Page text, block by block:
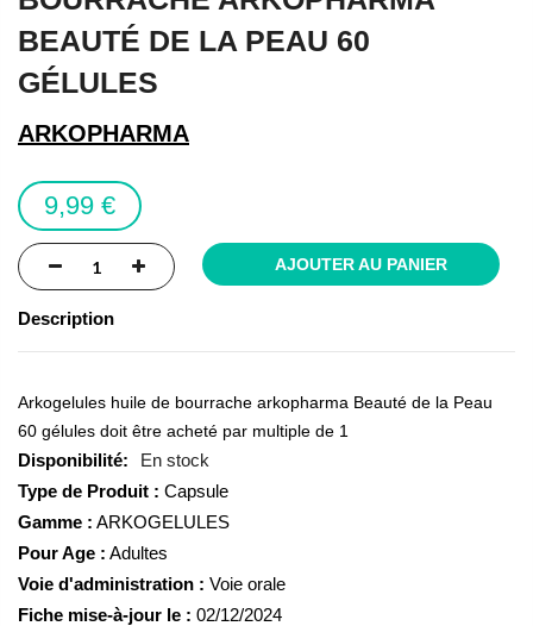
beginning
of
the
images
gallery
BEAUTÉ DE LA PEAU 60
GÉLULES
ARKOPHARMA
9,99 €
AJOUTER AU PANIER
Description
Arkogelules huile de bourrache arkopharma Beauté de la Peau
60 gélules doit être acheté par multiple de 1
En stock
Type de Produit : Capsule
Gamme : ARKOGELULES
Pour Age : Adultes
Voie d'administration : Voie orale
Fiche mise-à-jour le : 02/12/2024